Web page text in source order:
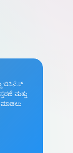
ಬಿಸಿನೆಸ್
ಮತ್ತು